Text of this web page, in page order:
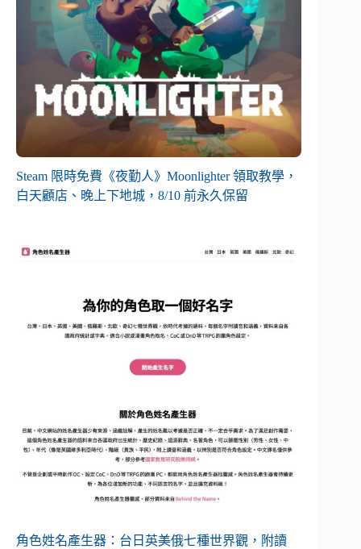
Steam 限時免費《夜勤人》Moonlighter 領取教學，
白天顧店、晚上下地城，8/10 前永久保留
角色姓名產生器：台日英美俄七種世界觀，附讀